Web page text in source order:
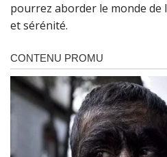
pourrez aborder le monde de
et sérénité.